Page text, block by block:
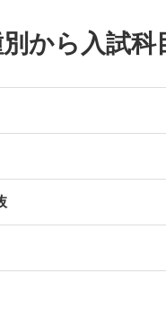
別から入試